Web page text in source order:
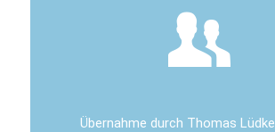
Übernahme durch Thomas